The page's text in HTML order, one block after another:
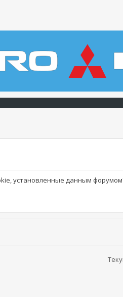
установленные данным